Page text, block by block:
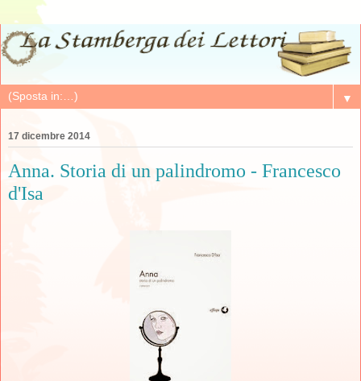
▼
17 dicembre 2014
Anna. Storia di un palindromo - Francesco
d'Isa